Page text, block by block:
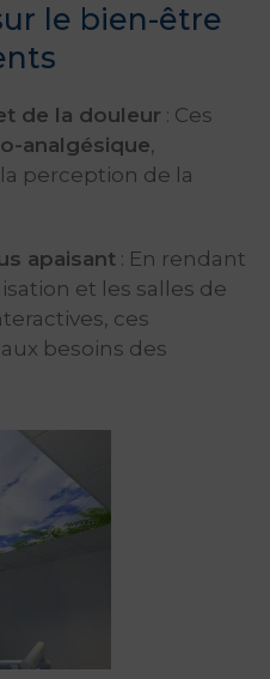
le bien-être
de la douleur : Ces
analgésique,
perception de la
apaisant : En rendant
et les salles de
ces
besoins des